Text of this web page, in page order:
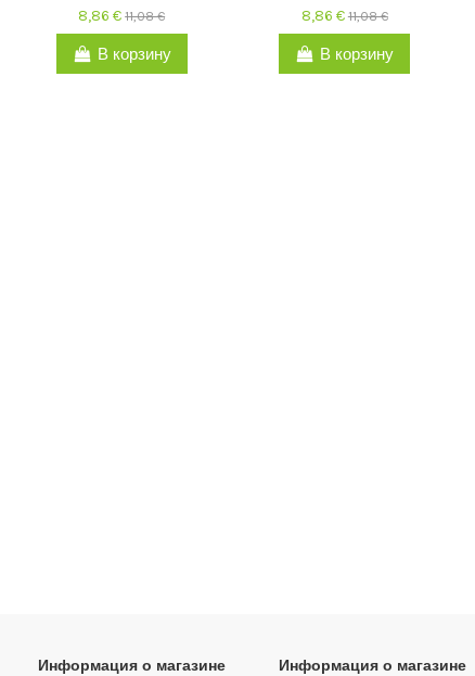
8,86 €11,08 €
В корзину
8,86 € 11,08 €
В корзину
Информация о магазине Информация о магазине